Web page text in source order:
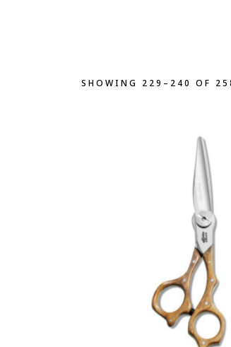
SHOWING 229–240 OF